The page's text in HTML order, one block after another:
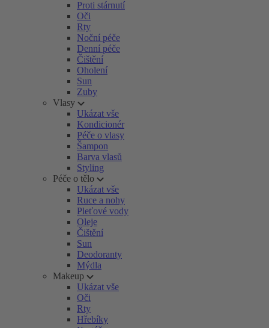
Proti stárnutí
Oči
Rty
Noční péče
Denní péče
Čištění
Oholení
Sun
Zuby
Vlasy
Ukázat vše
Kondicionér
Péče o vlasy
Šampon
Barva vlasů
Styling
Péče o tělo
Ukázat vše
Ruce a nohy
Pleťové vody
Oleje
Čištění
Sun
Deodoranty
Mýdla
Makeup
Ukázat vše
Oči
Rty
Hřebíky